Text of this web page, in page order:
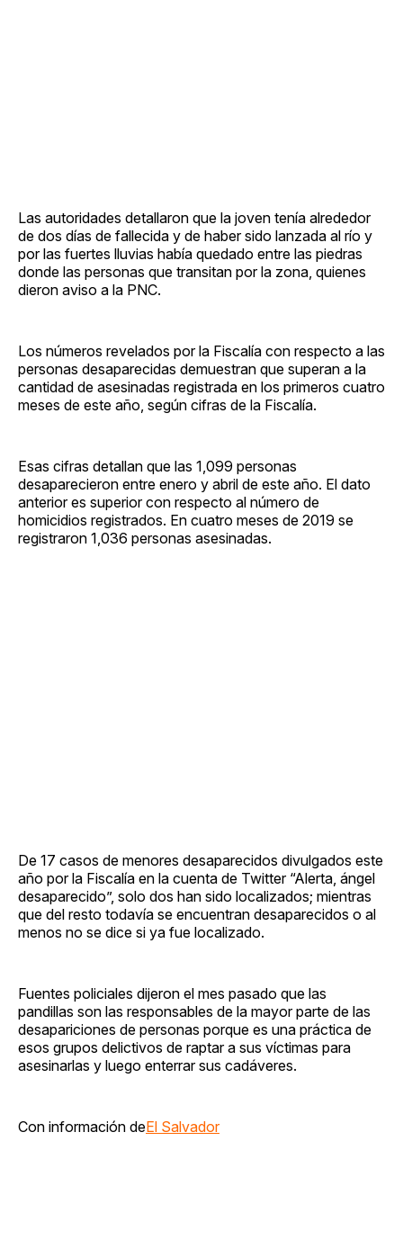
Las autoridades detallaron que la joven tenía alrededor
de dos días de fallecida y de haber sido lanzada al río y
por las fuertes lluvias había quedado entre las piedras
donde las personas que transitan por la zona, quienes
dieron aviso a la PNC.
Los números revelados por la Fiscalía con respecto a las
personas desaparecidas demuestran que superan a la
cantidad de asesinadas registrada en los primeros cuatro
meses de este año, según cifras de la Fiscalía.
Esas cifras detallan que las 1,099 personas
desaparecieron entre enero y abril de este año. El dato
anterior es superior con respecto al número de
homicidios registrados. En cuatro meses de 2019 se
registraron 1,036 personas asesinadas.
De 17 casos de menores desaparecidos divulgados este
año por la Fiscalía en la cuenta de Twitter “Alerta, ángel
desaparecido”, solo dos han sido localizados; mientras
que del resto todavía se encuentran desaparecidos o al
menos no se dice si ya fue localizado.
Fuentes policiales dijeron el mes pasado que las
pandillas son las responsables de la mayor parte de las
desapariciones de personas porque es una práctica de
esos grupos delictivos de raptar a sus víctimas para
asesinarlas y luego enterrar sus cadáveres.
Con información deEl Salvador